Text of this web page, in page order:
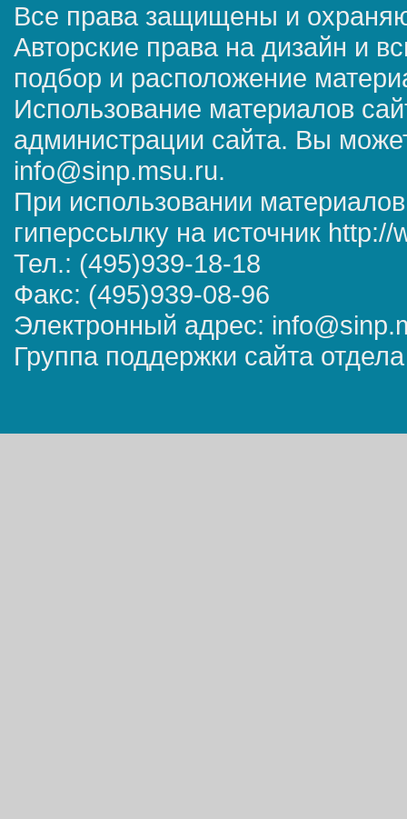
Все права защищены и
Авторские права на дизайн и
подбор и расположение
Использование материалов
администрации сайта. Вы
info@sinp.msu.ru.
При использовании
гиперссылку на источник
Тел.: (495)939-18-18
Факс: (495)939-08-96
Электронный адрес:
Группа поддержки сайта